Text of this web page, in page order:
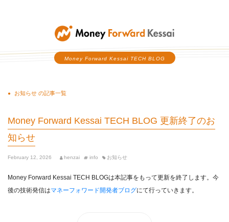
Money Forward Kessai
Money Forward Kessai TECH BLOG
お知らせ の記事一覧
Money Forward Kessai TECH BLOG 更新終了のお
知らせ
February 12, 2026 henzai info お知らせ
Money Forward Kessai TECH BLOGは本記事をもって更新を終了します。今
後の技術発信はマネーフォワード開発者ブログにて行っていきます。